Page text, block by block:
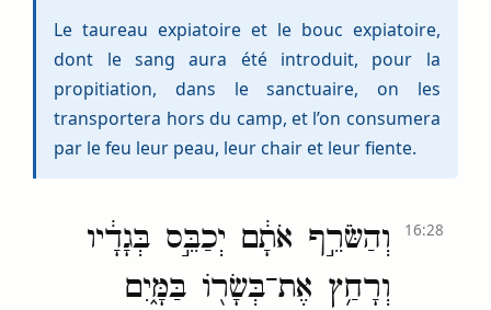
Le taureau expiatoire et le bouc expiatoire,
dont le sang aura été introduit, pour la
propitiation, dans le sanctuaire, on les
transportera hors du camp, et l’on consumera
par le feu leur peau, leur chair et leur fiente.
וְהַשֹּׂרֵ֣ף אֹתָ֔ם יְכַבֵּ֣ס בְּגָדָ֔יו
וְרָחַ֥ץ אֶת־בְּשָׂר֖וֹ בַּמָּ֑יִם
16:28